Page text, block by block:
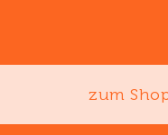
zum